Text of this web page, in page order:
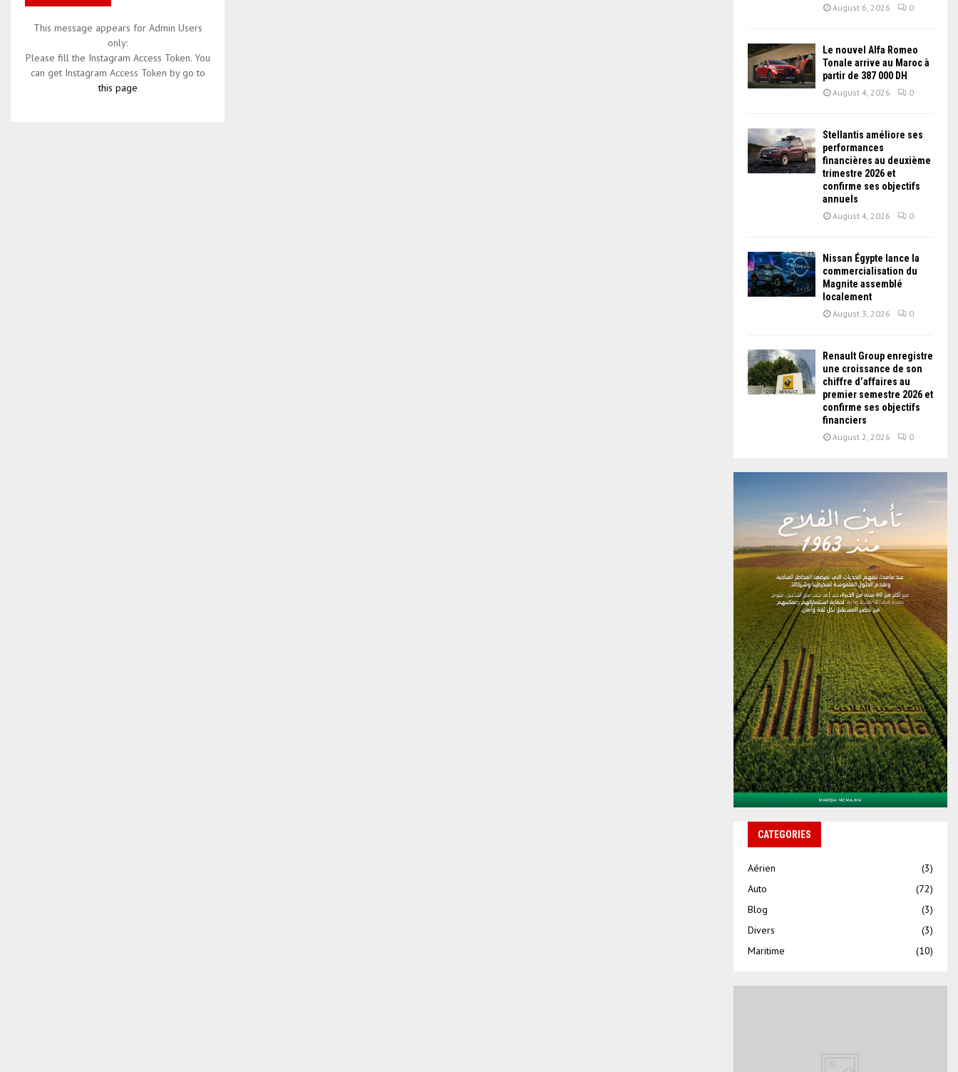
This message appears for Admin Users
only:
Please fill the Instagram Access Token. You
can get Instagram Access Token by go to
this page
August 6, 2026 0
Le nouvel Alfa Romeo
Tonale arrive au Maroc à
partir de 387 000 DH
August 4, 2026 0
Stellantis améliore ses
performances
financières au deuxième
trimestre 2026 et
confirme ses objectifs
annuels
August 4, 2026 0
Nissan Égypte lance la
commercialisation du
Magnite assemblé
localement
August 3, 2026 0
Renault Group enregistre
une croissance de son
chiffre d’affaires au
premier semestre 2026 et
confirme ses objectifs
financiers
August 2, 2026 0
CATEGORIES
Aérien
(3)
Auto
(72)
Blog
(3)
Divers
(3)
Maritime
(10)